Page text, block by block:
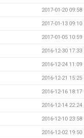
2017-01-20 09:58
2017-01-13 09:10
2017-01-05 10:59
2016-12-30 17:33
2016-12-24 11:09
2016-12-21 15:25
2016-12-16 18:17
2016-12-14 22:24
2016-12-10 23:58
2016-12-02 19:50